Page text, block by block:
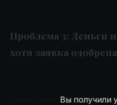
Проблема 3: Деньги
хотя заявка одобрена
Вы получили